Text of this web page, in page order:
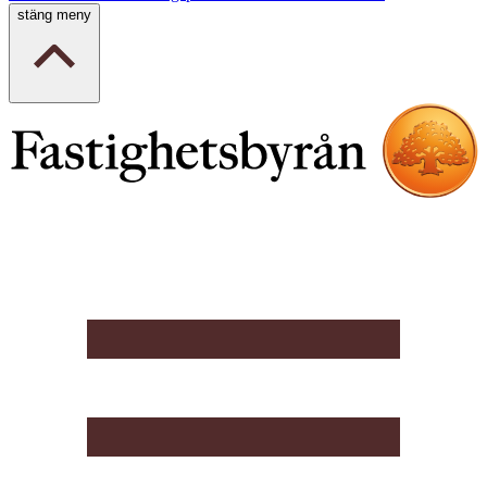
stäng meny